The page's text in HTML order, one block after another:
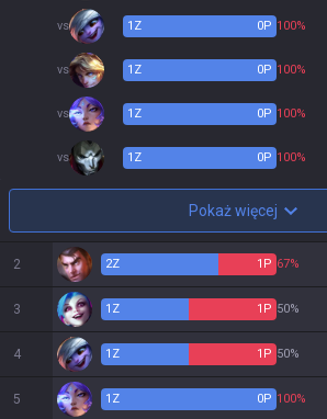
vs 1 Z 0P 100%
vs 1 Z 0P 100%
vs 1 Z 0P 100%
vs 1 Z 0P 100%
Pokaż więcej
2 2Z 1 P 67%
3 1 Z 1 P 50%
4 1 Z 1 P 50%
5 1 Z 0P 100%